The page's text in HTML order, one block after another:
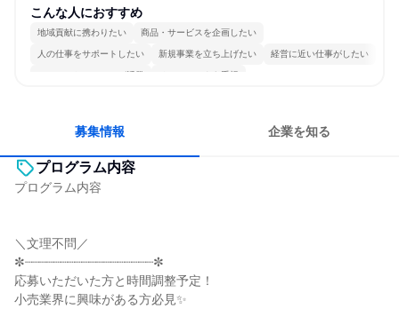
こんな人におすすめ
地域貢献に携わりたい 商品・サービスを企画したい
人の仕事をサポートしたい 新規事業を立ち上げたい 経営に近い仕事がしたい
コミュニケーションが活発 チームワークを重視
募集情報 企業を知る
プログラム内容
プログラム内容
＼文理不問／
✼┈┈┈┈┈┈┈┈┈┈┈┈┈┈┈┈┈┈✼
応募いただいた方と時間調整予定！
小売業界に興味がある方必見✨